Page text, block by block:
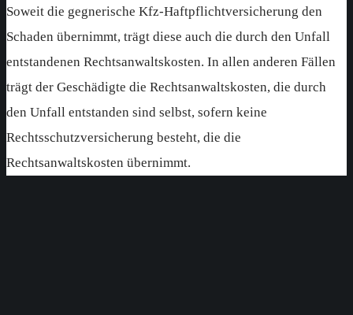
Soweit die gegnerische Kfz-Haftpflichtversicherung den
Schaden übernimmt, trägt diese auch die durch den Unfall
entstandenen Rechtsanwaltskosten. In allen anderen Fällen
trägt der Geschädigte die Rechtsanwaltskosten, die durch
den Unfall entstanden sind selbst, sofern keine
Rechtsschutzversicherung besteht, die die
Rechtsanwaltskosten übernimmt.